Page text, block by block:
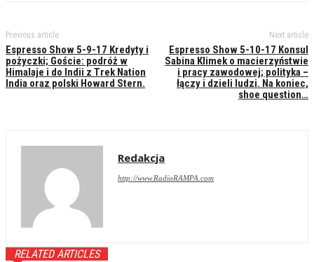
Previous article
Espresso Show 5-9-17 Kredyty i
pożyczki; Goście: podróż w
Himalaje i do Indii z Trek Nation
India oraz polski Howard Stern.
Next article
Espresso Show 5-10-17 Konsul
Sabina Klimek o macierzyństwie
i pracy zawodowej; polityka –
łączy i dzieli ludzi. Na koniec,
shoe question…
Redakcja
http://www.RadioRAMPA.com
RELATED ARTICLES